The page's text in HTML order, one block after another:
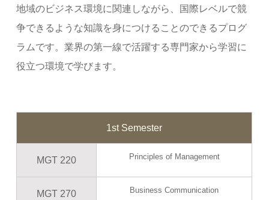
地域のビジネス環境に関連しながら、国際レベルで競
争できるような知識を身につけることのできるプログ
ラムです。業界の第一線で活躍する専門家から学習に
役立つ環境で学びます。
1st Semester
MGT 220 Principles of Management
MGT 270 Business Communication